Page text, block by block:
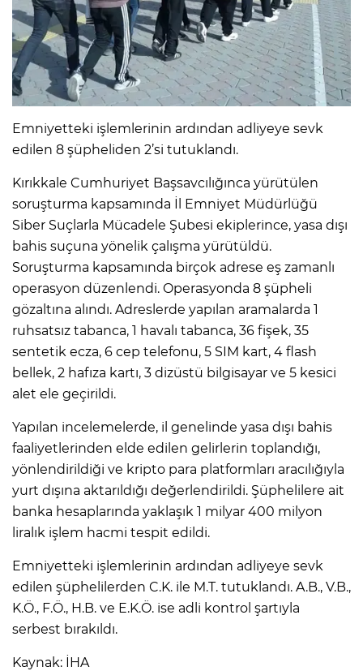
Emniyetteki işlemlerinin ardından adliyeye sevk
edilen 8 şüpheliden 2’si tutuklandı.
Kırıkkale Cumhuriyet Başsavcılığınca yürütülen
soruşturma kapsamında İl Emniyet Müdürlüğü
Siber Suçlarla Mücadele Şubesi ekiplerince, yasa dışı
bahis suçuna yönelik çalışma yürütüldü.
Soruşturma kapsamında birçok adrese eş zamanlı
operasyon düzenlendi. Operasyonda 8 şüpheli
gözaltına alındı. Adreslerde yapılan aramalarda 1
ruhsatsız tabanca, 1 havalı tabanca, 36 fişek, 35
sentetik ecza, 6 cep telefonu, 5 SIM kart, 4 flash
bellek, 2 hafıza kartı, 3 dizüstü bilgisayar ve 5 kesici
alet ele geçirildi.
Yapılan incelemelerde, il genelinde yasa dışı bahis
faaliyetlerinden elde edilen gelirlerin toplandığı,
yönlendirildiği ve kripto para platformları aracılığıyla
yurt dışına aktarıldığı değerlendirildi. Şüphelilere ait
banka hesaplarında yaklaşık 1 milyar 400 milyon
liralık işlem hacmi tespit edildi.
Emniyetteki işlemlerinin ardından adliyeye sevk
edilen şüphelilerden C.K. ile M.T. tutuklandı. A.B., V.B.,
K.Ö., F.Ö., H.B. ve E.K.Ö. ise adli kontrol şartıyla
serbest bırakıldı.
Kaynak: İHA